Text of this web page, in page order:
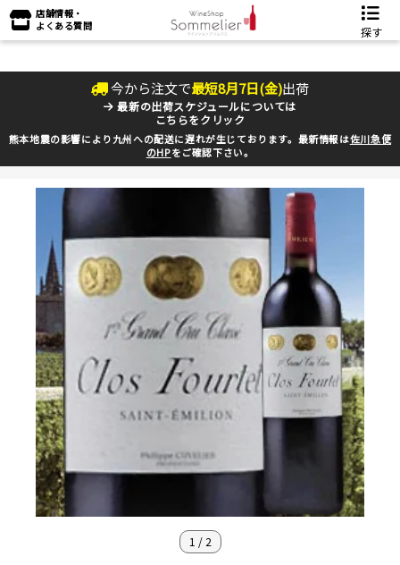
店舗情報・
よくある質問
探す
今から注文で最短8月7日(金)出荷
最新の出荷スケジュールについては
こちらをクリック
熊本地震の影響により九州への配送に遅れが生じております。最新情報は佐川急便
のHPをご確認下さい。
1 / 2